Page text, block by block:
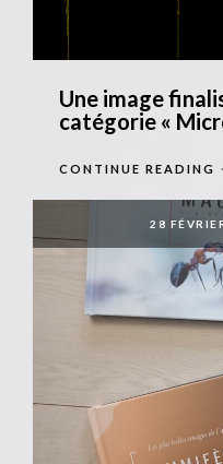
Une image
catégorie «
CONTINUE READING
28